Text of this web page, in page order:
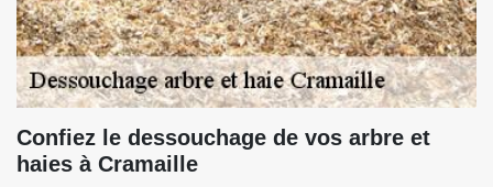
Confiez le dessouchage de vos arbre et
haies à Cramaille